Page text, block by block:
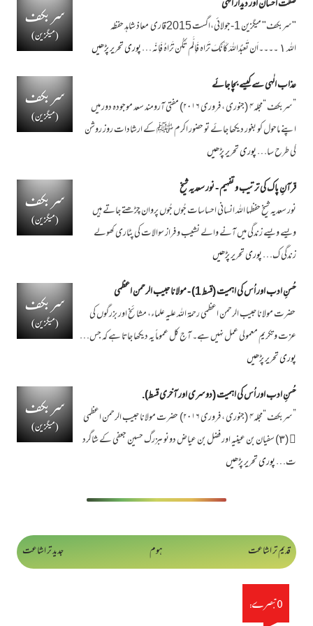
صفت احسان اور دیدار الٰہی
"سربکف" میگزین 1-جولائی،اگست 2015قاری معاذ شاہد حفظہ
اللہ ١ ۔۔۔۔اَن تَعبُدَاللہَ کَاَنّکَ تَرَاہ فَاِلَّم تَکُن تَرَاہُ فَاِنّہ …
پوری تحریر پڑھیں
عذاب الٰہی سے کیسے بچا جائے
”سربکف “مجلہ۴ (جنوری ، فروری ۲۰۱۶) مفتی آرومند سعد موجودہ دور میں
اپنے ماحول کو بغور دیکھا جائے تو حضور اکرم ﷺ کے ارشادات روز روشن
کی طرح سا…پوری تحریر پڑھیں
قرآنِ پاک کی ترتیب و تفہیم - نور سعدیہ شیخ
نور سعدیہ شیخ حفظہا اللہ انسانی احساسات جُوں جُوں پروان چڑھتے جاتے ہیں
ویسے ویسے زندگی میں آنے والے نشیب و فراز سوالات کی پٹاری کھولے
زندگی ک…پوری تحریر پڑھیں
حُسنِ ادب اور اُس کی اہمیت (قسط 1) - مولانا حبیب الرحمن اعظمی
حضرت مولانا حبیب الرحمن اعظمی رحمۃ اللہ علیہ علماء، مشائخ اور بزرگوں کی
عزت و تکریم معمولی عمل نہیں ہے۔ آج کل عموماً یہ دیکھا جاتا ہے کہ جس…
پوری تحریر پڑھیں
حُسنِ ادب اور اُس کی اہمیت (دوسری اور آخری قسط).
”سربکف “مجلہ۴ (جنوری ، فروری ۲۰۱۶) حضرت مولانا حبیب الرحمن اعظمی
﷫ (٣) سفیان بن عینیہ اور فضل بن عیاض دونوںبزرگ حسین جعفی کے شاگرد
ت…پوری تحریر پڑھیں
جدید تر اشاعت قدیم تر اشاعت ہوم
0 تبصرے: